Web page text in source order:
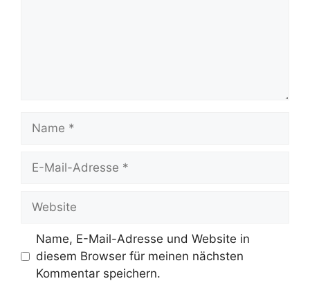
Mail-
Name, E-Mail-Adresse und Website in
diesem Browser für meinen nächsten
Kommentar speichern.